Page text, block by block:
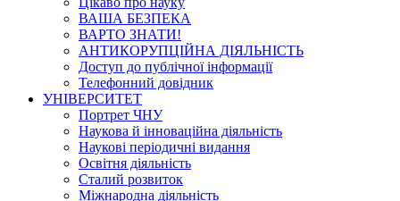
ВАША БЕЗПЕКА
ВАРТО ЗНАТИ!
АНТИКОРУПЦІЙНА ДІЯЛЬНІСТЬ
Доступ до публічної інформації
Телефонний довідник
УНІВЕРСИТЕТ
Портрет ЧНУ
Наукова й інноваційна діяльність
Наукові періодичні видання
Освітня діяльність
Сталий розвиток
Міжнародна діяльність